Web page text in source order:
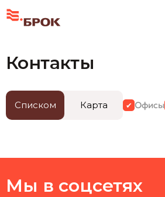
Контакты
Списком Карта Офисы
Мы в соцсетях